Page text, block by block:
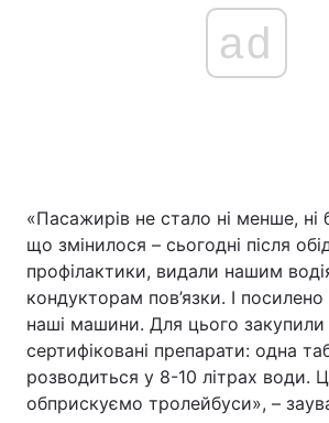
ad
«Пасажирів не стало ні менше, ні
що змінилося – сьогодні після
профілактики, видали нашим
кондукторам пов’язки. І посилено
наші машини. Для цього закупили
сертифіковані препарати: одна
розводиться у 8-10 літрах води.
обприскуємо тролейбуси», –